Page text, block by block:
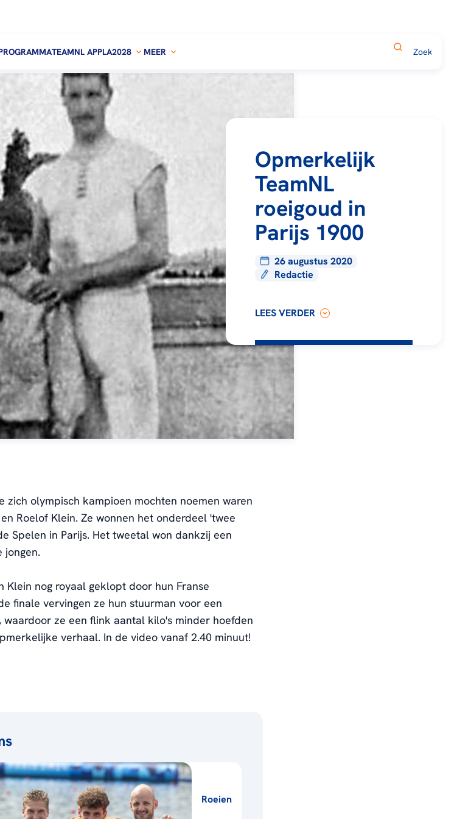
TEAMNL APPLA2028 MEER
Opmerkelijk
TeamNL
roeigoud in
Parijs 1900
26 augustus 2020
Redactie
LEES VERDER
zich olympisch kampioen mochten noemen waren
Roelof Klein. Ze wonnen het onderdeel 'twee
Spelen in Parijs. Het tweetal won dankzij een
jongen.
Klein nog royaal geklopt door hun Franse
finale vervingen ze hun stuurman voor een
waardoor ze een flink aantal kilo's minder hoefden
verhaal. In de video vanaf 2.40 minuut!
Roeien